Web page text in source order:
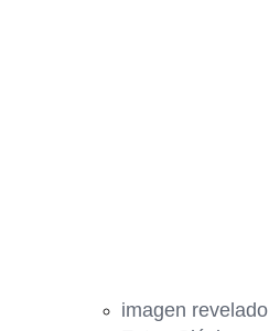
imagen revelado